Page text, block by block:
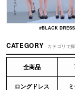
#BLACK DRESS
CATEGORY カテゴリで
全商品
ロングドレス